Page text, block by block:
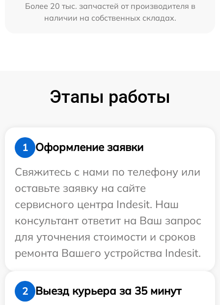
Более 20 тыс. запчастей от производителя в
наличии на собственных складах.
Этапы работы
1
Оформление заявки
Свяжитесь с нами по телефону или
оставьте заявку на сайте
сервисного центра Indesit. Наш
консультант ответит на Ваш запрос
для уточнения стоимости и сроков
ремонта Вашего устройства Indesit.
2
Выезд курьера за 35 минут